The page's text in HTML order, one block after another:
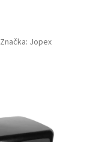
Značka: Jopex